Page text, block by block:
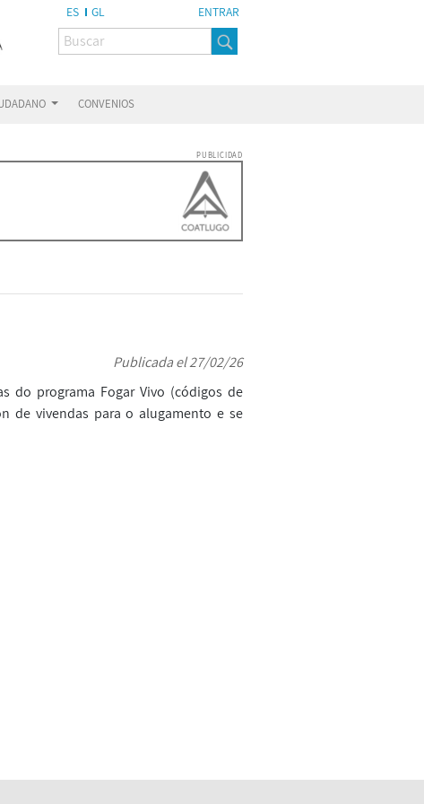
ES GL ENTRAR
CONVENIOS
PUBLICIDAD
Publicada el 27/02/26
do programa Fogar Vivo (códigos de
de vivendas para o alugamento e se